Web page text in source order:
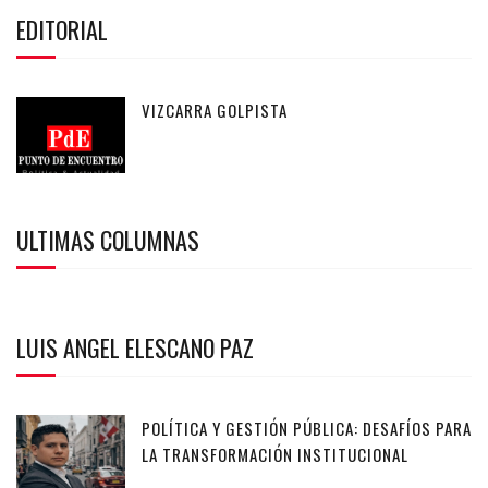
EDITORIAL
VIZCARRA GOLPISTA
ULTIMAS COLUMNAS
LUIS ANGEL ELESCANO PAZ
POLÍTICA Y GESTIÓN PÚBLICA: DESAFÍOS PARA
LA TRANSFORMACIÓN INSTITUCIONAL